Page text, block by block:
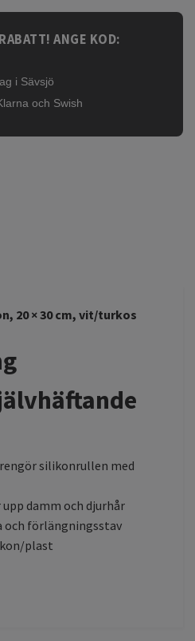
ANGE KOD:
i Sävsjö
och Swish
20 × 30 cm, vit/turkos
silikonrullen med
damm och djurhår
och förlängningsstav
plast